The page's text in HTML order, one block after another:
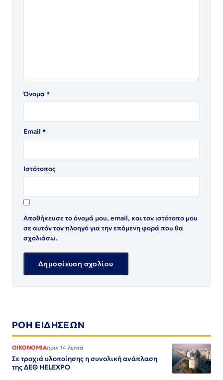
Όνομα*
Email *
Ιστότοπος
Αποθήκευσε το όνομά μου, email, και τον ιστότοπο μου
σε αυτόν τον πλοηγό για την επόμενη φορά που θα
σχολιάσω.
ΡΟΗ ΕΙΔΗΣΕΩΝ
ΟΙΚΟΝΟΜΙΑπριν 14 λεπτά
Σε τροχιά υλοποίησης η συνολική ανάπλαση
της ΔΕΘ HELEXPO